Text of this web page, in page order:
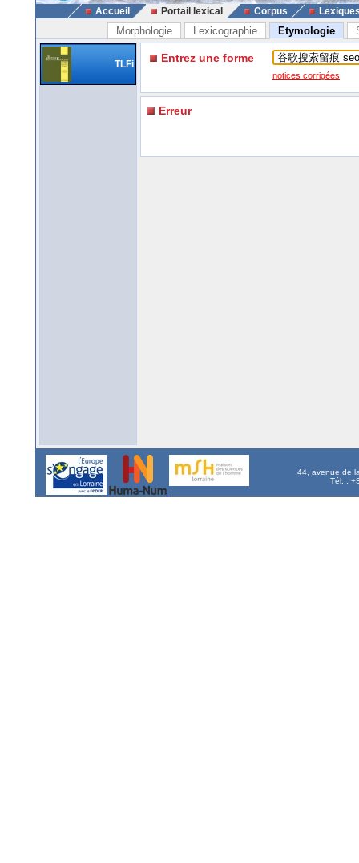
Accueil Portail lexical Corpus
Morphologie Lexicographie Etymologie
TLFi Entrez une forme
notices corrigées
Erreur
44, avenue de
Tél. :